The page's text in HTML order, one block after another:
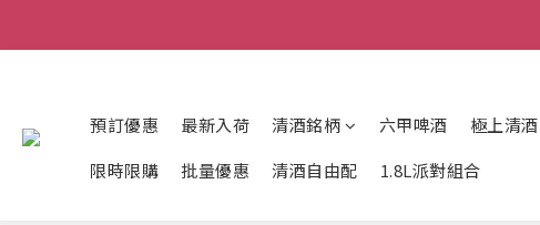
預訂優惠 最新入荷 清酒銘柄 六甲啤酒 極上清酒
限時限購
批量優惠 清酒自由配 1.8L派對組合